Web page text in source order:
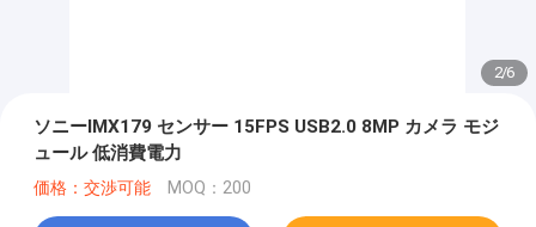
2/6
ソニーIMX179 センサー 15FPS USB2.0 8MP カメラ モジ
ュール 低消費電力
価格：交渉可能 MOQ：200